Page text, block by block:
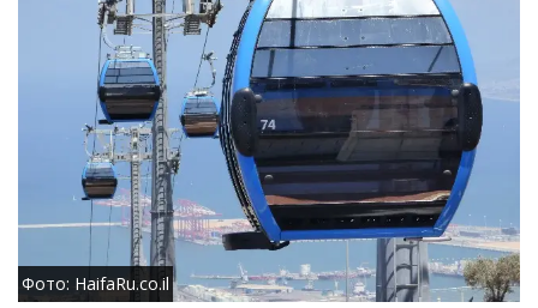
Фото: HaifaRu.co.il